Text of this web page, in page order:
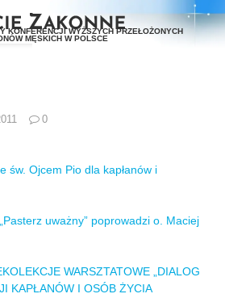
0
św. Ojcem Pio dla kapłanów i
uważny” poprowadzi o. Maciej
WARSZTATOWE „DIALOG
KAPŁANÓW I OSÓB ŻYCIA